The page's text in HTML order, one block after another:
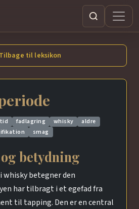
Søg
til leksikon
tid fadlagring whisky
aldre
smag
betydning
whisky betegner den
har tilbragt i et egefad fra
til tapping. Den er en central